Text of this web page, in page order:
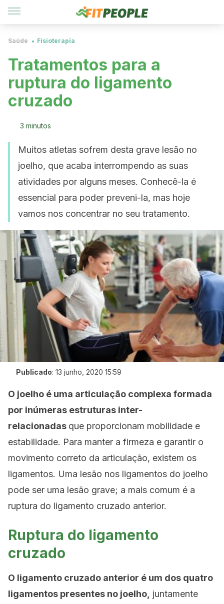
Saúde Fisioterapia
Tratamentos para a
ruptura do ligamento
cruzado
3 minutos
Muitos atletas sofrem desta grave lesão no
joelho, que acaba interrompendo as suas
atividades por alguns meses. Conhecê-la é
essencial para poder preveni-la, mas hoje
vamos nos concentrar no seu tratamento.
Publicado: 13 junho, 2020 15:59
O joelho é uma articulação complexa formada
por inúmeras estruturas inter-
relacionadas que proporcionam mobilidade e
estabilidade. Para manter a firmeza e garantir o
movimento correto da articulação, existem os
ligamentos. Uma lesão nos ligamentos do joelho
pode ser uma lesão grave; a mais comum é a
ruptura do ligamento cruzado anterior.
Ruptura do ligamento
cruzado
O ligamento cruzado anterior é um dos quatro
ligamentos presentes no joelho, juntamente